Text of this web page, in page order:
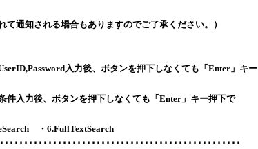
て通知される場合もありますのでご了承ください。）
入力後、ボタンを押下しなくても「Enter」キー
件入力後、ボタンを押下しなくても「Enter」キー押下で
・6.FullTextSearch
････････････････････････････････････････････････